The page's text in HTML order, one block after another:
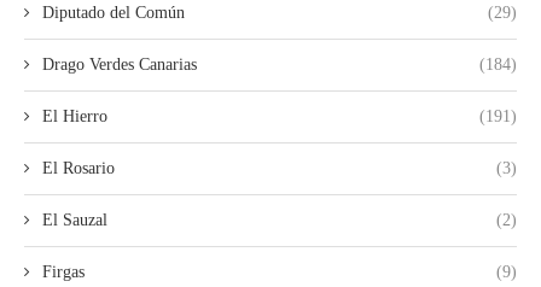
Diputado del Común (29)
Drago Verdes Canarias (184)
El Hierro (191)
El Rosario (3)
El Sauzal (2)
Firgas (9)